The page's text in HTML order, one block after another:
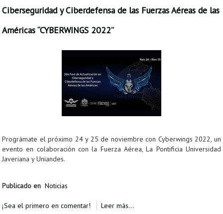
Ciberseguridad y Ciberdefensa de las Fuerzas Aéreas de las
Américas “CYBERWINGS 2022”
Prográmate el próximo 24 y 25 de noviembre con Cyberwings 2022, un
evento en colaboración con la Fuerza Aérea, La Pontificia Universidad
Javeriana y Uniandes.
Publicado en Noticias
¡Sea el primero en comentar! Leer más...